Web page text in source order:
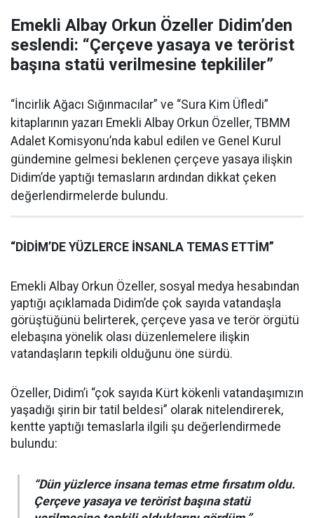
Emekli Albay Orkun Özeller Didim’den
seslendi: “Çerçeve yasaya ve terörist
başına statü verilmesine tepkililer”
“İncirlik Ağacı Sığınmacılar” ve “Sura Kim Üfledi”
kitaplarının yazarı Emekli Albay Orkun Özeller, TBMM
Adalet Komisyonu’nda kabul edilen ve Genel Kurul
gündemine gelmesi beklenen çerçeve yasaya ilişkin
Didim’de yaptığı temasların ardından dikkat çeken
değerlendirmelerde bulundu.
“DİDİM’DE YÜZLERCE İNSANLA TEMAS ETTİM”
Emekli Albay Orkun Özeller, sosyal medya hesabından
yaptığı açıklamada Didim’de çok sayıda vatandaşla
görüştüğünü belirterek, çerçeve yasa ve terör örgütü
elebaşına yönelik olası düzenlemelere ilişkin
vatandaşların tepkili olduğunu öne sürdü.
Özeller, Didim’i “çok sayıda Kürt kökenli vatandaşımızın
yaşadığı şirin bir tatil beldesi” olarak nitelendirerek,
kentte yaptığı temaslarla ilgili şu değerlendirmede
bulundu:
“Dün yüzlerce insana temas etme fırsatım oldu.
Çerçeve yasaya ve terörist başına statü